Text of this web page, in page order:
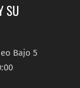
SU
Bajo 5